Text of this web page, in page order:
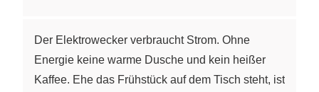
Der Elektrowecker verbraucht Strom. Ohne
Energie keine warme Dusche und kein heißer
Kaffee. Ehe das Frühstück auf dem Tisch steht, ist